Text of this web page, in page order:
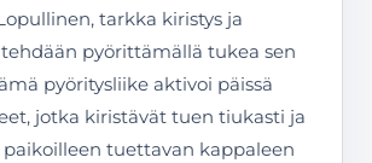
tarkka kiristys ja
pyörittämällä tukea sen
pyöritysliike aktivoi päissä
jotka kiristävät tuen tiukasti ja
tuettavan kappaleen